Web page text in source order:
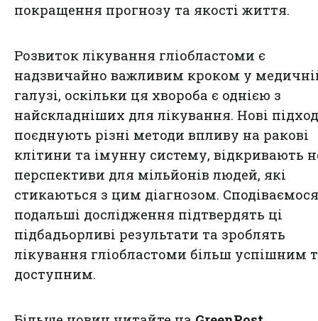
покращення прогнозу та якості життя.
Розвиток лікування гліобластоми є
надзвичайно важливим кроком у
галузі, оскільки ця хвороба є однією з
найскладніших для лікування. Нові
поєднують різні методи впливу на ракові
клітини та імунну систему, відкривають
перспективи для мільйонів людей, які
стикаються з цим діагнозом.
подальші дослідження підтвердять ці
підбадьорливі результати та зроблять
лікування гліобластоми більш успішним
доступним.